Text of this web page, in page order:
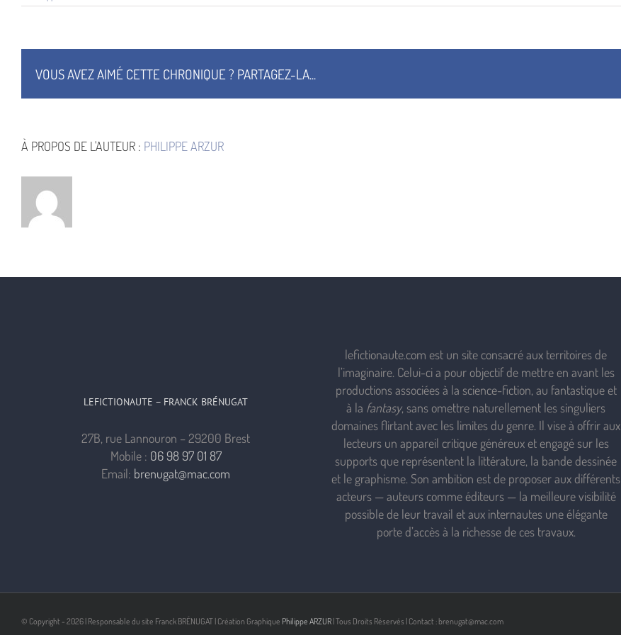
Les
Cixin
Tome
–
VOUS AVEZ AIMÉ CETTE CHRONIQUE ? PARTAGEZ-LA...
À PROPOS DE L'AUTEUR : PHILIPPE ARZUR
LEFICTIONAUTE – FRANCK BRÉNUGAT
27B, rue Lannouron – 29200 Brest
Mobile : 06 98 97 01 87
Email: brenugat@mac.com
lefictionaute.com est un site consacré aux territoires de
l’imaginaire. Celui-ci a pour objectif de mettre en avant les
productions associées à la science-fiction, au fantastique et
à la fantasy, sans omettre naturellement les singuliers
domaines flirtant avec les limites du genre. Il vise à offrir aux
lecteurs un appareil critique généreux et engagé sur les
supports que représentent la littérature, la bande dessinée
et le graphisme. Son ambition est de proposer aux différents
acteurs — auteurs comme éditeurs — la meilleure visibilité
possible de leur travail et aux internautes une élégante
porte d’accès à la richesse de ces travaux.
© Copyright - 2026 | Responsable du site Franck BRÉNUGAT | Création Graphique Philippe ARZUR | Tous Droits Réservés | Contact : brenugat@mac.com